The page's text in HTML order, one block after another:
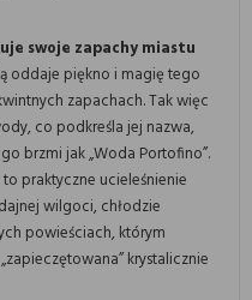
swoje zapachy miastu
oddaje piękno i magię tego
zapachach. Tak więc
co podkreśla jej nazwa,
brzmi jak „Woda Portofino”.
praktyczne ucieleśnienie
wilgoci, chłodzie
powieściach, którym
krystalicznie